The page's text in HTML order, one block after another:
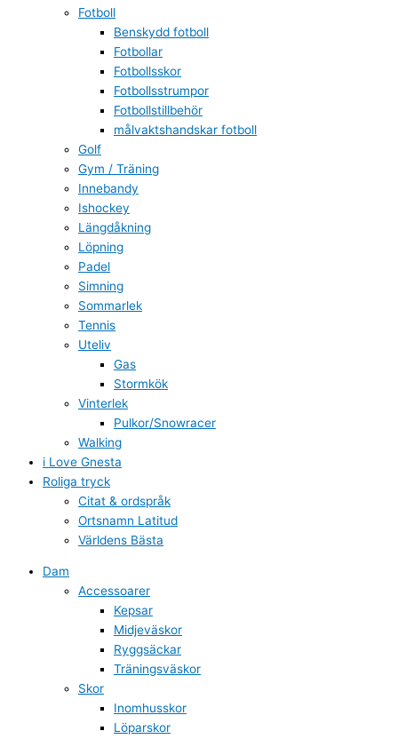
Fotboll
Benskydd fotboll
Fotbollar
Fotbollsskor
Fotbollsstrumpor
Fotbollstillbehör
målvaktshandskar fotboll
Golf
Gym / Träning
Innebandy
Ishockey
Längdåkning
Löpning
Padel
Simning
Sommarlek
Tennis
Uteliv
Gas
Stormkök
Vinterlek
Pulkor/Snowracer
Walking
i Love Gnesta
Roliga tryck
Citat & ordspråk
Ortsnamn Latitud
Världens Bästa
Dam
Accessoarer
Kepsar
Midjeväskor
Ryggsäckar
Träningsväskor
Skor
Inomhusskor
Löparskor